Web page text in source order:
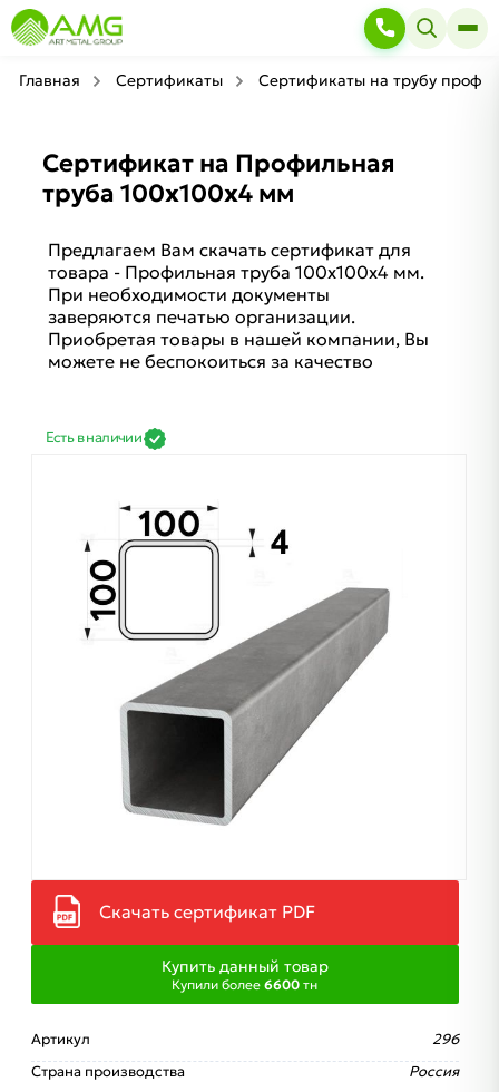
Главная Сертификаты Сертификаты на трубу
Сертификат на Профильная
труба 100х100х4 мм
Предлагаем Вам скачать сертификат для
товара - Профильная труба 100х100х4 мм.
При необходимости документы
заверяются печатью организации.
Приобретая товары в нашей компании, Вы
можете не беспокоиться за качество
Есть в наличии
Скачать сертификат PDF
Купить данный товар
Купили более6600 тн
Артикул
296
Страна производства
Россия